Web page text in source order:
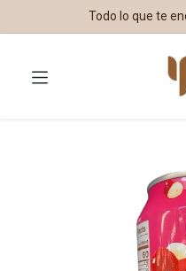
Todo lo que te